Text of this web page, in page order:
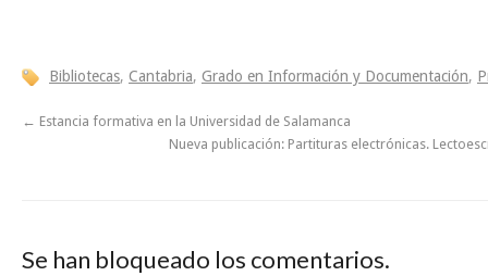
Bibliotecas, Cantabria, Grado en Información y Documentación,
← Estancia formativa en la Universidad de Salamanca
Nueva publicación: Partituras electrónicas.
Se han bloqueado los comentarios.